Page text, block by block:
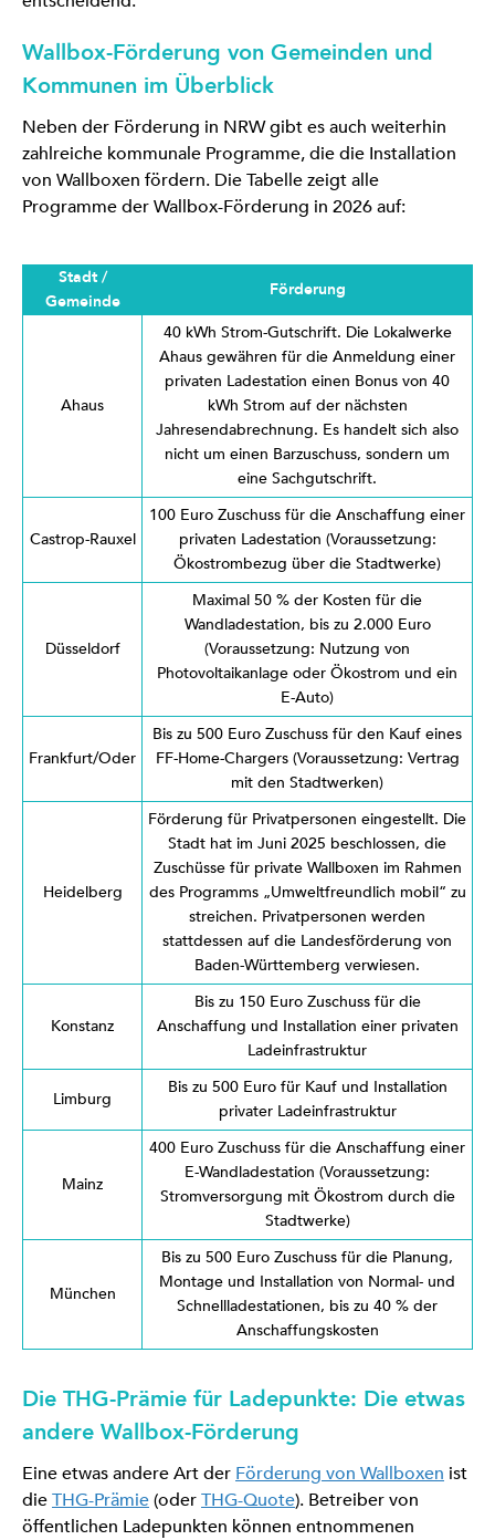
Wallbox-Förderung von Gemeinden und
Kommunen im Überblick
Neben der Förderung in NRW gibt es auch weiterhin
zahlreiche kommunale Programme, die die Installation
von Wallboxen fördern. Die Tabelle zeigt alle
Programme der Wallbox-Förderung in 2026 auf:
Stadt /
Gemeinde
Förderung
Ahaus
40 kWh Strom-Gutschrift. Die Lokalwerke
Ahaus gewähren für die Anmeldung einer
privaten Ladestation einen Bonus von 40
kWh Strom auf der nächsten
Jahresendabrechnung. Es handelt sich also
nicht um einen Barzuschuss, sondern um
eine Sachgutschrift.
Castrop-Rauxel
100 Euro Zuschuss für die Anschaffung einer
privaten Ladestation (Voraussetzung:
Ökostrombezug über die Stadtwerke)
Düsseldorf
Maximal 50 % der Kosten für die
Wandladestation, bis zu 2.000 Euro
(Voraussetzung: Nutzung von
Photovoltaikanlage oder Ökostrom und ein
E-Auto)
Frankfurt/Oder
Bis zu 500 Euro Zuschuss für den Kauf eines
FF-Home-Chargers (Voraussetzung: Vertrag
mit den Stadtwerken)
Heidelberg
Förderung für Privatpersonen eingestellt. Die
Stadt hat im Juni 2025 beschlossen, die
Zuschüsse für private Wallboxen im Rahmen
des Programms „Umweltfreundlich mobil“ zu
streichen. Privatpersonen werden
stattdessen auf die Landesförderung von
Baden-Württemberg verwiesen.
Konstanz
Bis zu 150 Euro Zuschuss für die
Anschaffung und Installation einer privaten
Ladeinfrastruktur
Limburg
Bis zu 500 Euro für Kauf und Installation
privater Ladeinfrastruktur
Mainz
400 Euro Zuschuss für die Anschaffung einer
E-Wandladestation (Voraussetzung:
Stromversorgung mit Ökostrom durch die
Stadtwerke)
München
Bis zu 500 Euro Zuschuss für die Planung,
Montage und Installation von Normal- und
Schnellladestationen, bis zu 40 % der
Anschaffungskosten
Die THG-Prämie für Ladepunkte: Die etwas
andere Wallbox-Förderung
Eine etwas andere Art der Förderung von Wallboxen ist
dieTHG-Prämie(oderTHG-Quote). Betreiber von
öffentlichen Ladepunkten können entnommenen